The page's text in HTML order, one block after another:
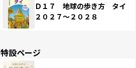
Ｄ１７ 地球の歩き方 タイ
２０２７～２０２８
特設ページ